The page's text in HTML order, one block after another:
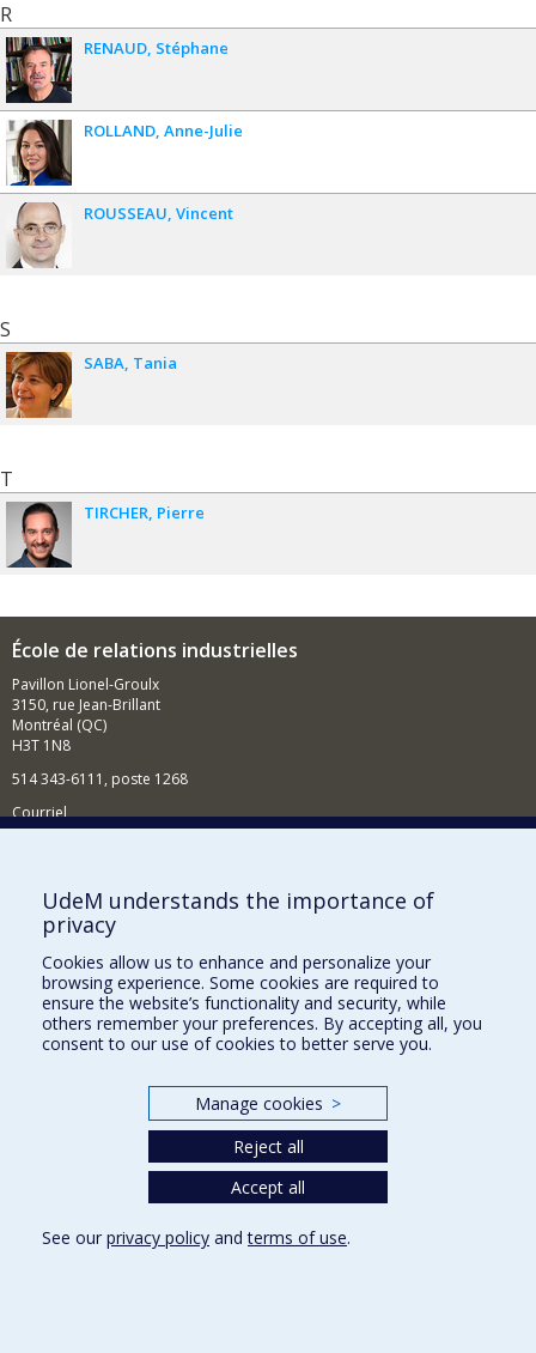
R
RENAUD Stéphane
ROLLAND Anne-Julie
ROUSSEAU Vincent
S
SABA Tania
T
TIRCHER Pierre
École de relations industrielles
Pavillon Lionel-Groulx
3150, rue Jean-Brillant
Montréal (QC)
H3T 1N8
514 343-6111, poste 1268
Courriel
Comment soutenir l'École?
BESOIN D'AIDE?
Plan du site
Signaler une erreur
Accessibilité
Nos départements et écoles
UdeM understands the importance of
privacy
Cookies allow us to enhance and personalize your
browsing experience. Some cookies are required to
ensure the website’s functionality and security, while
others remember your preferences. By accepting all, you
consent to our use of cookies to better serve you.
Manage cookies >
Reject all
Accept all
See our privacy policy andterms of use.